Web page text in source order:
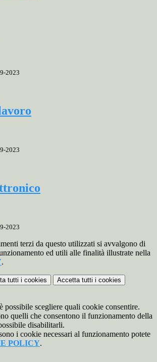
2023
2023
2023
terzi da questo utilizzati si avvalgono di
ed utili alle finalità illustrate nella
.
tutti i cookies Accetta tutti i cookies
possibile scegliere quali cookie consentire.
quelli che consentono il funzionamento della
disabilitarli.
i cookie necessari al funzionamento potete
POLICY.